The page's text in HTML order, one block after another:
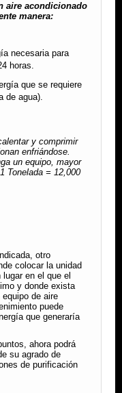
aire acondicionado
manera:
necesaria para
horas.
que se requiere
de agua).
y comprimir
enfriándose.
un equipo, mayor
Tonelada = 12,000
otro
colocar la unidad
en el que el
y donde exista
de aire
puede
que generaría
ahora podrá
su agrado de
de purificación